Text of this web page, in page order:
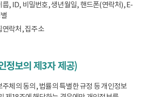
름, ID, 비밀번호, 생년월일, 핸드폰(연락처), E-
연락처, 집주소
정보의 제3자 제공)
체의 동의, 법률의 특별한 규정 등 개인정보